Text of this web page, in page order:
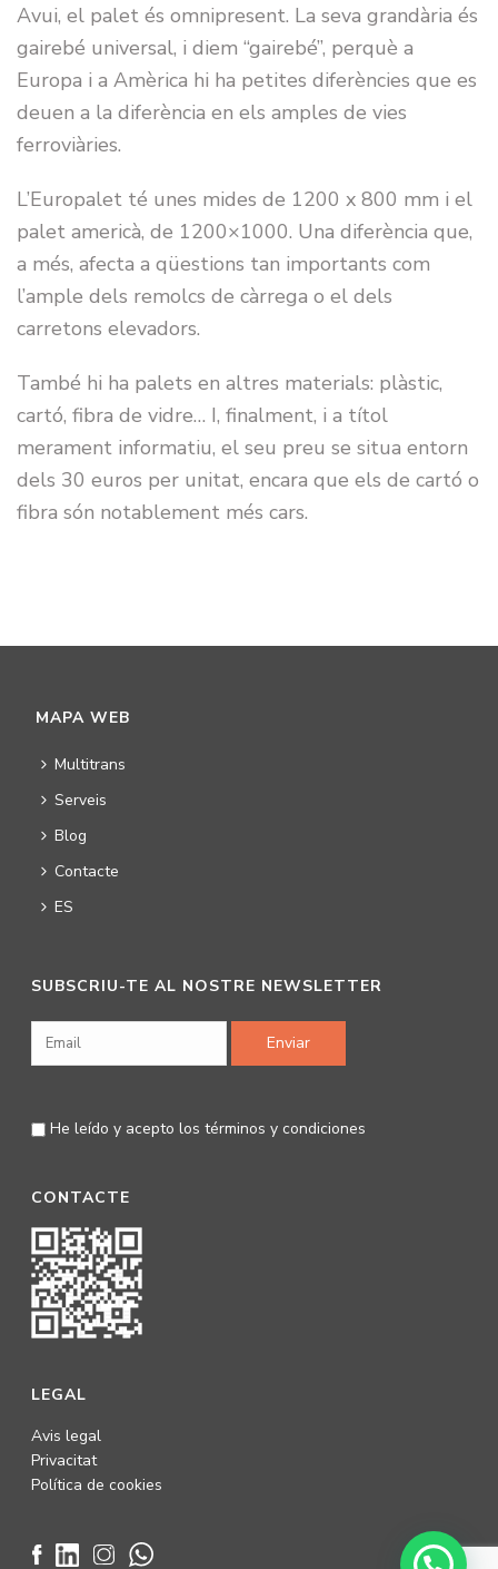
Avui, el palet és omnipresent. La seva grandària és
gairebé universal, i diem “gairebé”, perquè a
Europa i a Amèrica hi ha petites diferències que es
deuen a la diferència en els amples de vies
ferroviàries.
L’Europalet té unes mides de 1200 x 800 mm i el
palet americà, de 1200×1000. Una diferència que,
a més, afecta a qüestions tan importants com
l’ample dels remolcs de càrrega o el dels
carretons elevadors.
També hi ha palets en altres materials: plàstic,
cartó, fibra de vidre… I, finalment, i a títol
merament informatiu, el seu preu se situa entorn
dels 30 euros per unitat, encara que els de cartó o
fibra són notablement més cars.
MAPA WEB
Multitrans
Serveis
Blog
Contacte
ES
SUBSCRIU-TE AL NOSTRE NEWSLETTER
He leído y acepto lostérminos y condiciones
CONTACTE
LEGAL
Avis legal
Privacitat
Política de cookies